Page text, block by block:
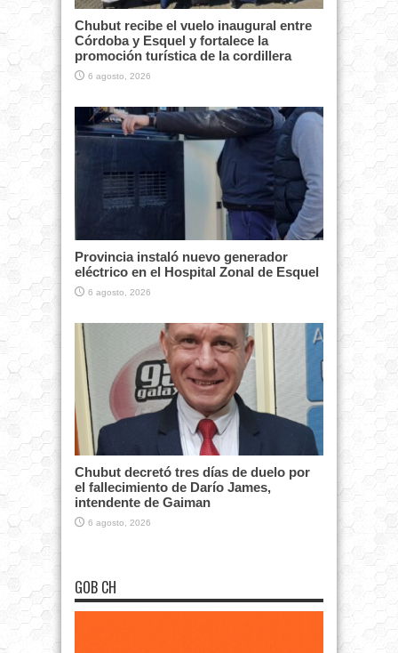
Chubut recibe el vuelo inaugural entre
Córdoba y Esquel y fortalece la
promoción turística de la cordillera
6 agosto, 2026
Provincia instaló nuevo generador
eléctrico en el Hospital Zonal de Esquel
6 agosto, 2026
Chubut decretó tres días de duelo por
el fallecimiento de Darío James,
intendente de Gaiman
6 agosto, 2026
GOB CH